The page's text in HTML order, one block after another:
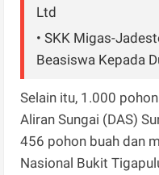
Ltd
• SKK Migas-
Beasiswa Kepada
Selain itu, 1.000
Aliran Sungai (DAS)
456 pohon buah dan
Nasional Bukit